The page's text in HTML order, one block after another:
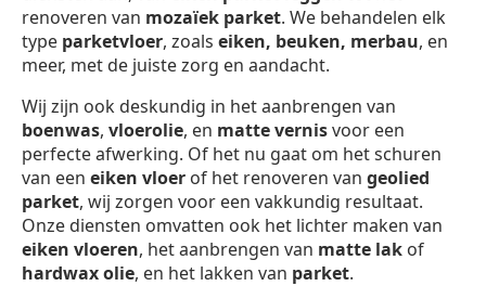
renoveren van mozaïek parket. We behandelen elk
type parketvloer, zoals eiken, beuken, merbau, en
meer, met de juiste zorg en aandacht.
Wij zijn ook deskundig in het aanbrengen van
boenwas, vloerolie, en matte vernisvoor een
perfecte afwerking. Of het nu gaat om het schuren
van een eiken vloer of het renoveren van geolied
parket, wij zorgen voor een vakkundig resultaat.
Onze diensten omvatten ook het lichter maken van
eiken vloeren, het aanbrengen van matte lak of
hardwax olie, en het lakken van parket.